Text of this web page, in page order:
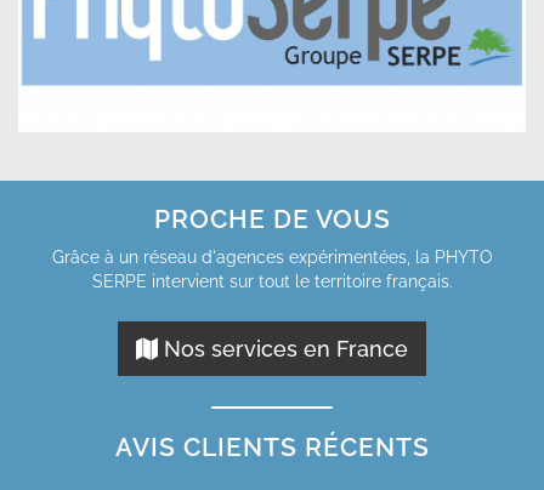
PROCHE DE VOUS
Grâce à un réseau d'agences expérimentées, la PHYTO
SERPE intervient sur tout le territoire français.
Nos services en France
AVIS CLIENTS RÉCENTS